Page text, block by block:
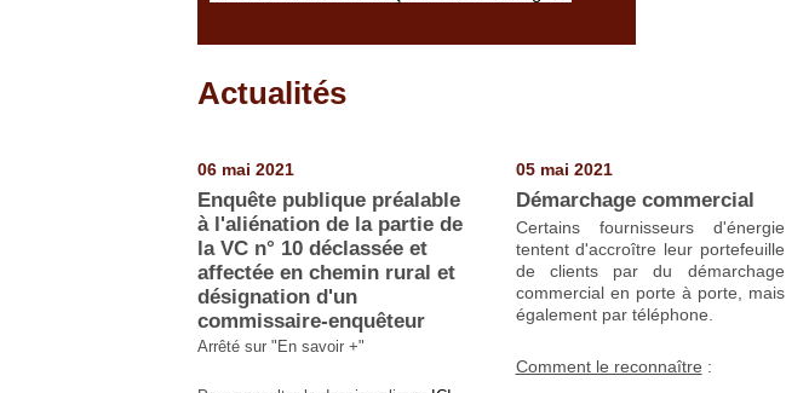
Actualités
06 mai 2021
Enquête publique préalable
à l'aliénation de la partie de
la VC n° 10 déclassée et
affectée en chemin rural et
désignation d'un
commissaire-enquêteur
Arrêté sur "En savoir +"
05 mai 2021
Démarchage commercial
Certains fournisseurs d'énergie
tentent d'accroître leur portefeuille
de clients par du démarchage
commercial en porte à porte, mais
également par téléphone.
Comment le reconnaître :
Pages